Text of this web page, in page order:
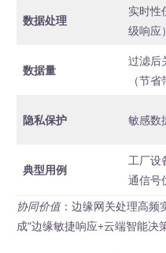
数据处理
实时性
级响应）
数据量
过滤后
（节省
隐私保护 敏感数
典型用例
工厂设
通信号
协同价值：边缘网关处理高频
成“边缘敏捷响应+云端智能决